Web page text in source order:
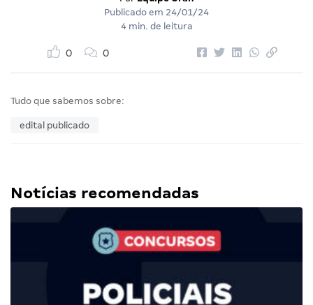
Publicado em 24/01/24
4 min. de leitura
0 0
Tudo que sabemos sobre:
edital publicado
Notícias recomendadas